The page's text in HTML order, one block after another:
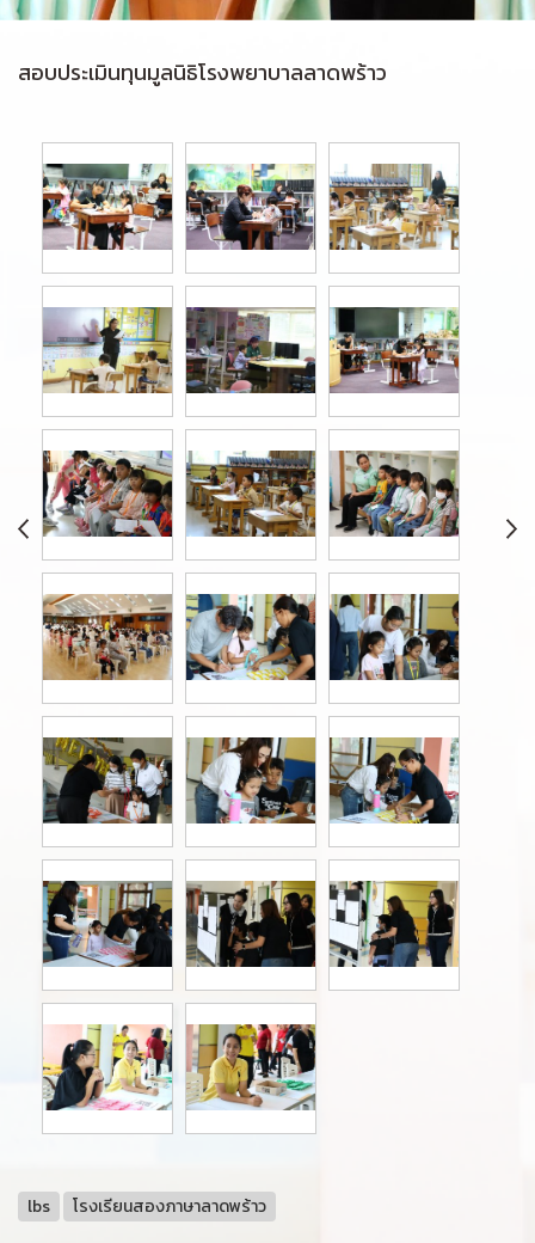
สอบประเมินทุนมูลนิธิโรงพยาบาลลาดพร้าว
lbs โรงเรียนสองภาษาลาดพร้าว